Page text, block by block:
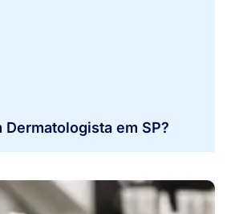
Dermatologista em SP?